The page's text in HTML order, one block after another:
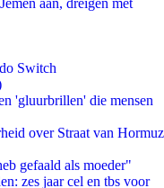
aan, dreigen met
Switch
'gluurbrillen' die mensen
over Straat van Hormuz
gefaald als moeder"
zes jaar cel en tbs voor